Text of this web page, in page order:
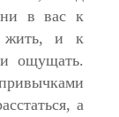
в вас к
жить, и к
ощущать.
а